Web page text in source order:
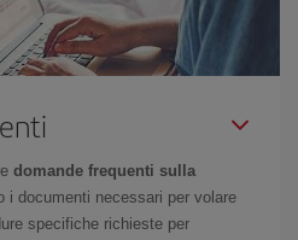
domande frequenti sulla
i documenti necessari per volare
specifiche richieste per